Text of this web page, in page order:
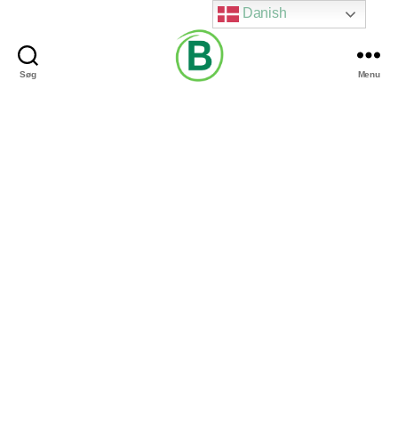
Søg Menu
Danish